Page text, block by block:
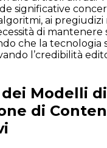
significative
ai pregiudizi
di mantenere
che la tecnologia
l’credibilità
Modelli di
di